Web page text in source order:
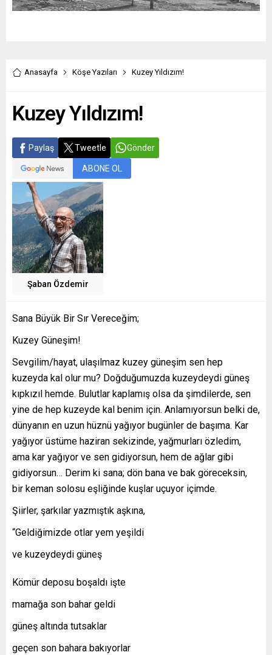
Anasayfa Köşe Yazıları Kuzey Yıldızım!
Kuzey Yıldızım!
Paylaş Tweetle Gönder
ABONE OL
Şaban Özdemir
Sana Büyük Bir Sır Vereceğim;
Kuzey Güneşim!
Sevgilim/hayat, ulaşılmaz kuzey güneşim sen hep
kuzeyda kal olur mu? Doğduğumuzda kuzeydeydi güneş
kıpkızıl hemde. Bulutlar kaplamış olsa da şimdilerde, sen
yine de hep kuzeyde kal benim için. Anlamıyorsun belki de,
dünyanın en uzun hüznü yağıyor bugünler de başıma. Kar
yağıyor üstüme haziran sekizinde, yağmurları özledim,
ama kar yağıyor ve sen gidiyorsun, hem de ağlar gibi
gidiyorsun… Derim ki sana; dön bana ve bak göreceksin,
bir keman solosu eşliğinde kuşlar uçuyor içimde.
Şiirler, şarkılar yazmıştık aşkına,
“Geldiğimizde otlar yem yeşildi
ve kuzeydeydi güneş
Kömür deposu boşaldı işte
mamağa son bahar geldi
güneş altında tutsaklar
geçen son bahara bakıyorlar